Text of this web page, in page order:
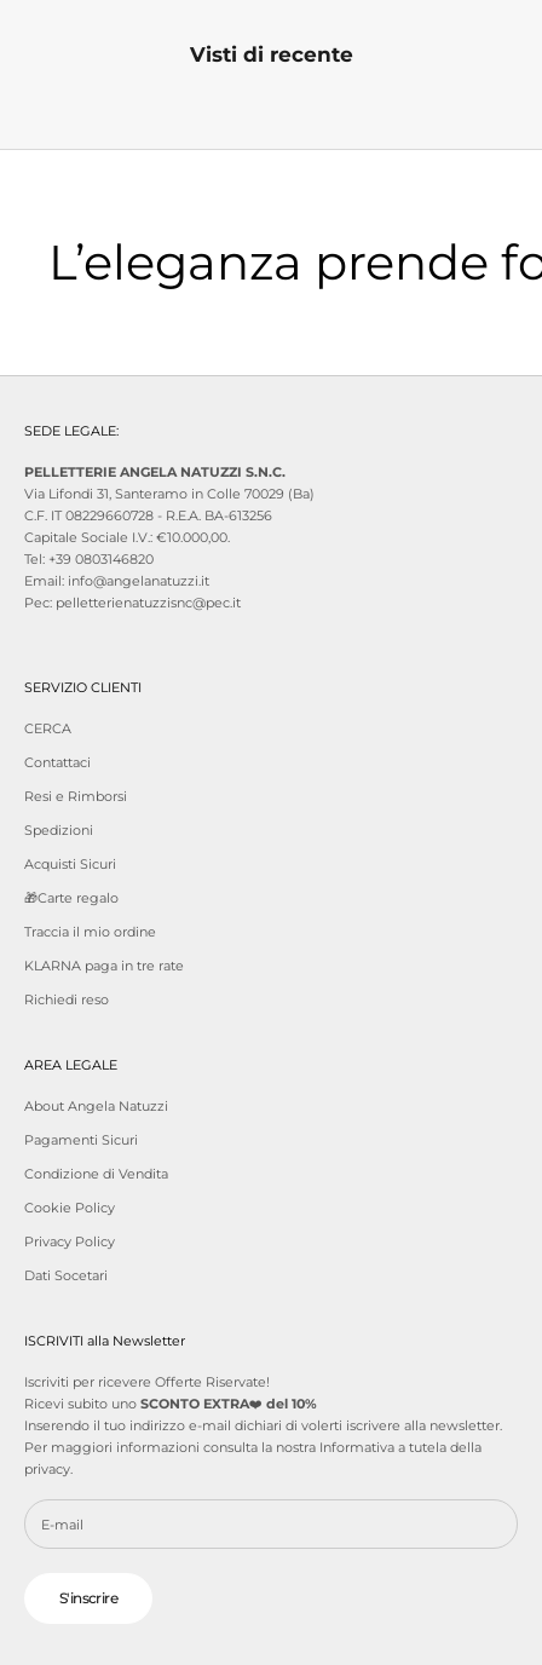
Visti di recente
L’eleganza prende
SEDE LEGALE:
PELLETTERIE ANGELA NATUZZI S.N.C.
Via Lifondi 31, Santeramo in Colle 70029 (Ba)
C.F. IT 08229660728 - R.E.A. BA-613256
Capitale Sociale I.V.: €10.000,00.
Tel: +39 0803146820
Email: info@angelanatuzzi.it
Pec: pelletterienatuzzisnc@pec.it
SERVIZIO CLIENTI
CERCA
Contattaci
Resi e Rimborsi
Spedizioni
Acquisti Sicuri
🎁Carte regalo
Traccia il mio ordine
KLARNA paga in tre rate
Richiedi reso
AREA LEGALE
About Angela Natuzzi
Pagamenti Sicuri
Condizione di Vendita
Cookie Policy
Privacy Policy
Dati Socetari
ISCRIVITI alla Newsletter
Iscriviti per ricevere Offerte Riservate!
Ricevi subito uno SCONTO EXTRA❤️ del 10%
Inserendo il tuo indirizzo e-mail dichiari di volerti iscrivere alla newsletter.
Per maggiori informazioni consulta la nostra Informativa a tutela della
privacy.
S'inscrire